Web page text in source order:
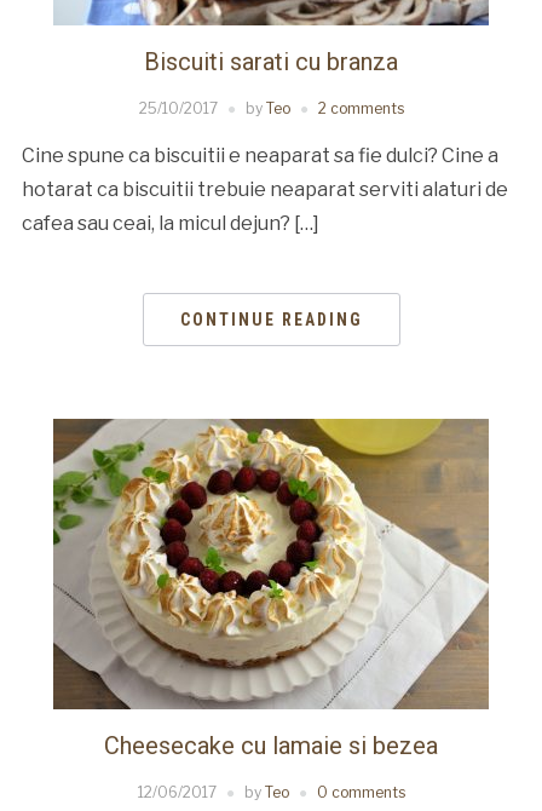
Biscuiti sarati cu branza
25/10/2017 by Teo 2 comments
Cine spune ca biscuitii e neaparat sa fie dulci? Cine a
hotarat ca biscuitii trebuie neaparat serviti alaturi de
cafea sau ceai, la micul dejun? […]
CONTINUE READING
Cheesecake cu lamaie si bezea
12/06/2017 by Teo 0 comments